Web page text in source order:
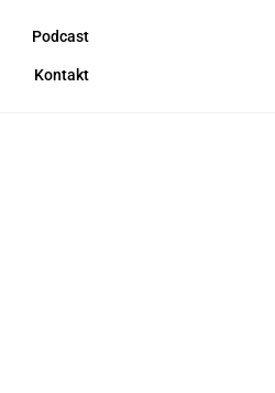
Podcast
Kontakt